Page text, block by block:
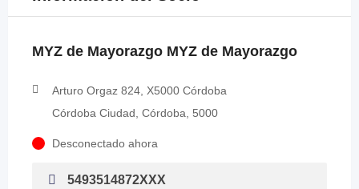
MYZ de Mayorazgo MYZ de Mayorazgo
Arturo Orgaz 824, X5000 Córdoba
Córdoba Ciudad, Córdoba, 5000
Desconectado ahora
5493514872XXX